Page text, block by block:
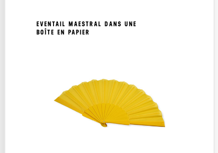
EVENTAIL MAESTRAL DANS UNE
BOÎTE EN PAPIER